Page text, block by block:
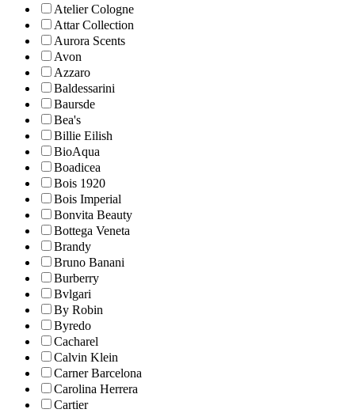
Atelier Cologne
Attar Collection
Aurora Scents
Avon
Azzaro
Baldessarini
Baursde
Bea's
Billie Eilish
BioAqua
Boadicea
Bois 1920
Bois Imperial
Bonvita Beauty
Bottega Veneta
Brandy
Bruno Banani
Burberry
Bvlgari
By Robin
Byredo
Cacharel
Calvin Klein
Carner Barcelona
Carolina Herrera
Cartier